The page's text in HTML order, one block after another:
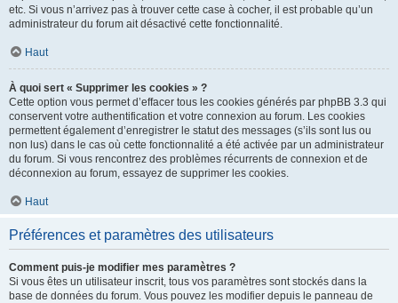
etc. Si vous n’arrivez pas à trouver cette case à cocher, il est probable qu’un
administrateur du forum ait désactivé cette fonctionnalité.
Haut
À quoi sert « Supprimer les cookies » ?
Cette option vous permet d’effacer tous les cookies générés par phpBB 3.3 qui
conservent votre authentification et votre connexion au forum. Les cookies
permettent également d’enregistrer le statut des messages (s’ils sont lus ou
non lus) dans le cas où cette fonctionnalité a été activée par un administrateur
du forum. Si vous rencontrez des problèmes récurrents de connexion et de
déconnexion au forum, essayez de supprimer les cookies.
Haut
Préférences et paramètres des utilisateurs
Comment puis-je modifier mes paramètres ?
Si vous êtes un utilisateur inscrit, tous vos paramètres sont stockés dans la
base de données du forum. Vous pouvez les modifier depuis le panneau de